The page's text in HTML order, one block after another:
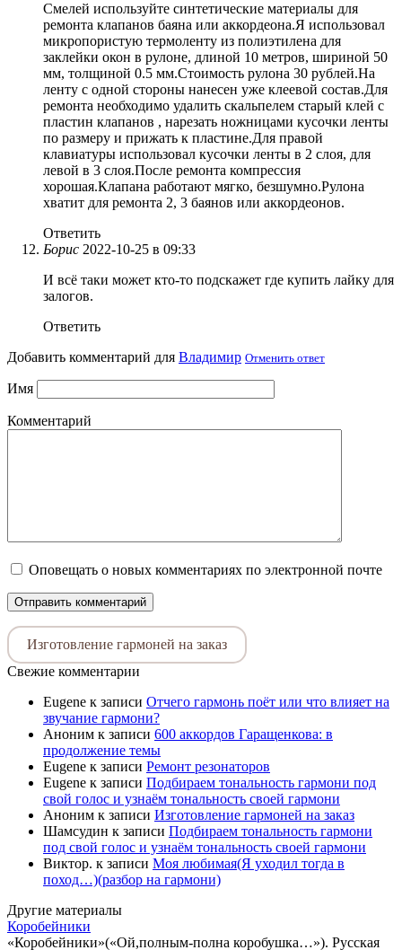
Смелей используйте синтетические материалы для
ремонта клапанов баяна или аккордеона.Я использовал
микропористую термоленту из полиэтилена для
заклейки окон в рулоне, длиной 10 метров, шириной 50
мм, толщиной 0.5 мм.Стоимость рулона 30 рублей.На
ленту с одной стороны нанесен уже клеевой состав.Для
ремонта необходимо удалить скальпелем старый клей с
пластин клапанов , нарезать ножницами кусочки ленты
по размеру и прижать к пластине.Для правой
клавиатуры использовал кусочки ленты в 2 слоя, для
левой в 3 слоя.После ремонта компрессия
хорошая.Клапана работают мягко, безшумно.Рулона
хватит для ремонта 2, 3 баянов или аккордеонов.
Ответить
Борис 2022-10-25 в 09:33
И всё таки может кто-то подскажет где купить лайку для
залогов.
Ответить
Добавить комментарий для Владимир Отменить ответ
Имя
Комментарий
Оповещать о новых комментариях по электронной почте
Изготовление гармоней на заказ
Свежие комментарии
Eugene к записи Отчего гармонь поёт или что влияет на
звучание гармони?
Аноним к записи 600 аккордов Гаращенкова: в
продолжение темы
Eugene к записи Ремонт резонаторов
Eugene к записи Подбираем тональность гармони под
свой голос и узнаём тональность своей гармони
Аноним к записи Изготовление гармоней на заказ
Шамсудин к записи Подбираем тональность гармони
под свой голос и узнаём тональность своей гармони
Виктор. к записи Моя любимая(Я уходил тогда в
поход…)(разбор на гармони)
Другие материалы
Коробейники
«Коробейники»(«Ой,полным-полна коробушка…»). Русская